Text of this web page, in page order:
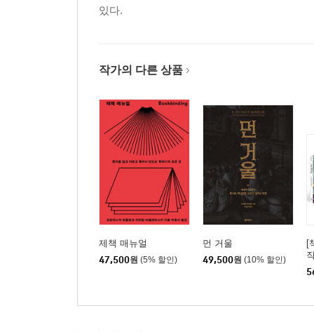
있다.
작가의 다른 상품
제책 매뉴얼
47,500원 (5% 할인)
먼 거울
49,500원 (10% 할인)
[